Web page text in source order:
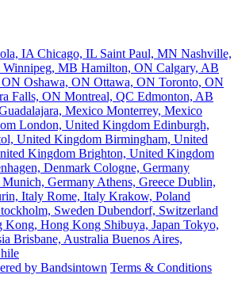
IA Chicago, IL Saint Paul, MN Nashville,
Winnipeg, MB Hamilton, ON Calgary, AB
Oshawa, ON Ottawa, ON Toronto, ON
Falls, ON Montreal, QC Edmonton, AB
Mexico Monterrey, Mexico
London, United Kingdom Edinburgh,
United Kingdom Birmingham, United
Kingdom Brighton, United Kingdom
Denmark Cologne, Germany
Munich, Germany Athens, Greece Dublin,
Italy Rome, Italy Krakow, Poland
Sweden Dubendorf, Switzerland
Kong, Hong Kong Shibuya, Japan Tokyo,
Brisbane, Australia Buenos Aires,
by Bandsintown Terms & Conditions